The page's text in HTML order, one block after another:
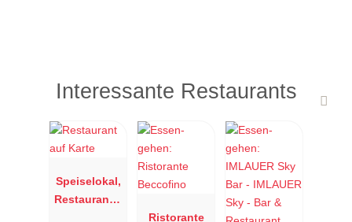
Interessante Restaurants
Speiselokal,
Restaurant "
Ristorante